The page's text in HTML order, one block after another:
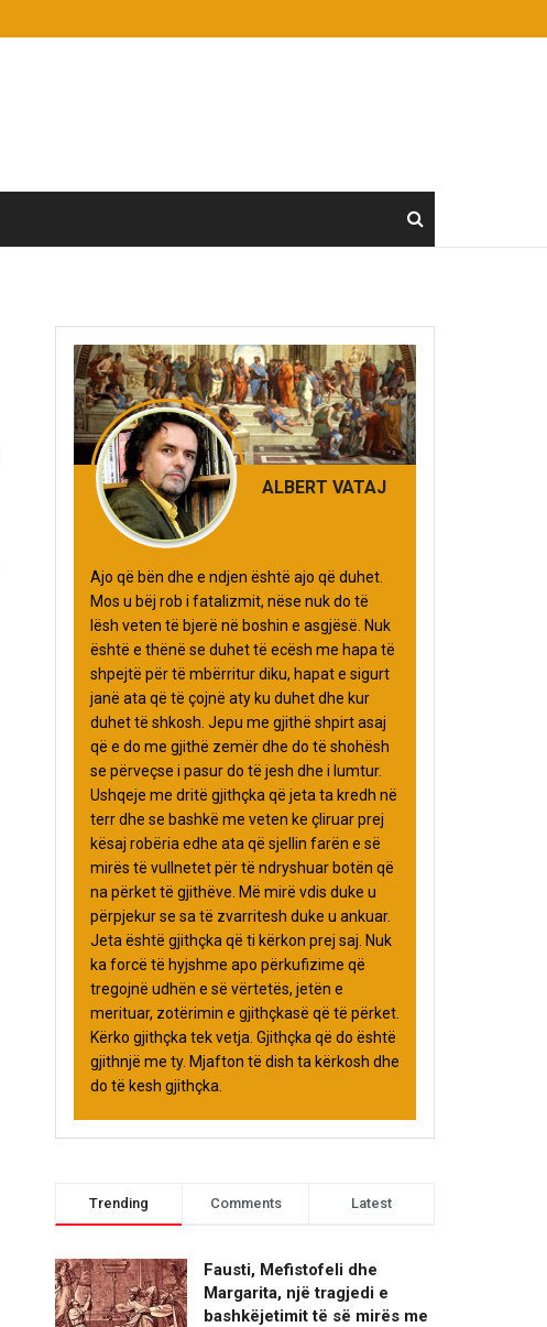
ALBERT VATAJ
Ajo që bën dhe e ndjen është ajo që duhet.
Mos u bëj rob i fatalizmit, nëse nuk do të
lësh veten të bjerë në boshin e asgjësë. Nuk
është e thënë se duhet të ecësh me hapa të
shpejtë për të mbërritur diku, hapat e sigurt
janë ata që të çojnë aty ku duhet dhe kur
duhet të shkosh. Jepu me gjithë shpirt asaj
që e do me gjithë zemër dhe do të shohësh
se përveçse i pasur do të jesh dhe i lumtur.
Ushqeje me dritë gjithçka që jeta ta kredh në
terr dhe se bashkë me veten ke çliruar prej
kësaj robëria edhe ata që sjellin farën e së
mirës të vullnetet për të ndryshuar botën që
na përket të gjithëve. Më mirë vdis duke u
përpjekur se sa të zvarritesh duke u ankuar.
Jeta është gjithçka që ti kërkon prej saj. Nuk
ka forcë të hyjshme apo përkufizime që
tregojnë udhën e së vërtetës, jetën e
merituar, zotërimin e gjithçkasë që të përket.
Kërko gjithçka tek vetja. Gjithçka që do është
gjithnjë me ty. Mjafton të dish ta kërkosh dhe
do të kesh gjithçka.
Trending Comments Latest
Fausti, Mefistofeli dhe
Margarita, një tragjedi e
bashkëjetimit të së mirës me